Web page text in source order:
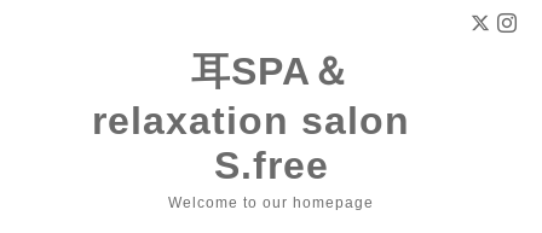
耳SPA＆
relaxation salon
S.free
Welcome to our homepage